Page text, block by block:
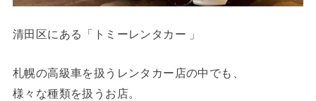
清田区にある「トミーレンタカー 」
札幌の高級車を扱うレンタカー店の中でも、
様々な種類を扱うお店。